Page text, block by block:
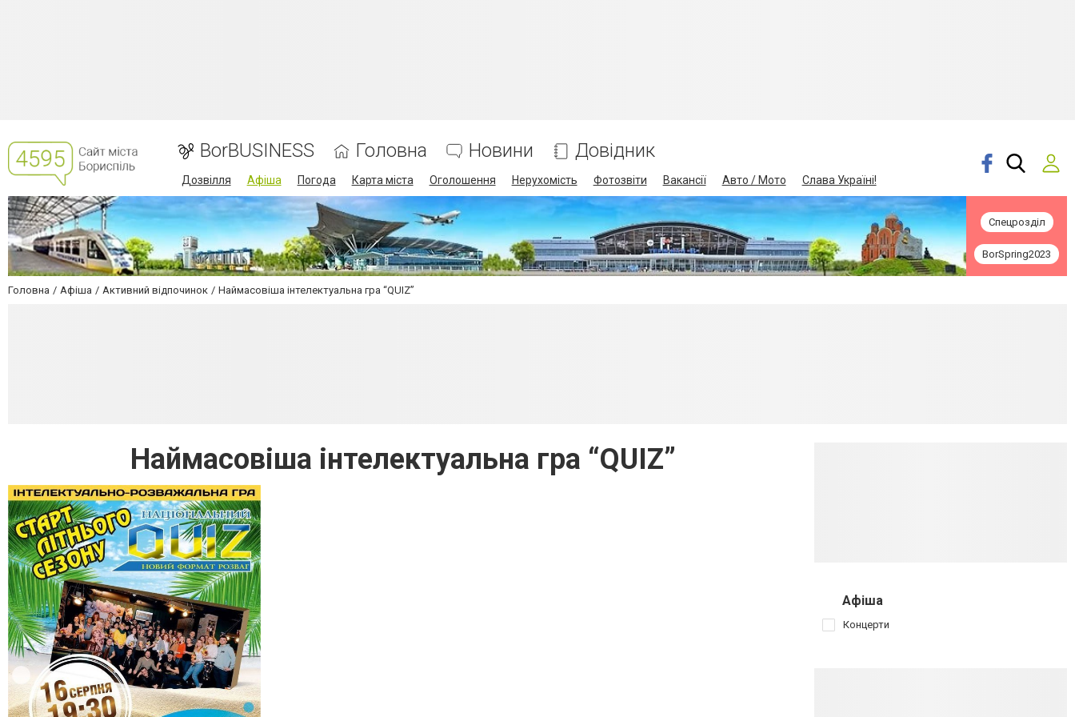
BorBUSINESS Головна Новини Довідник
Дозвілля Афіша Погода Карта міста Оголошення Нерухомість Фотозвіти Вакансії Авто / Мото Слава Україні!
Спецрозділ
BorSpring2023
Головна Афіша Активний відпочинок Наймасовіша інтелектуальна гра “QUIZ”
Наймасовіша інтелектуальна гра “QUIZ”
Афіша
Концерти